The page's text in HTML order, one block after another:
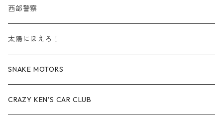
ビー・エム・ダブリュー / BMW
レクサス / LEXUS
アウディ / Audi
ロータス / LOTUS
赤箱 - 絶版（廃盤）トミカ No.60-69
赤箱 - 絶版（廃盤）トミカ No.70-79
TLV - No. LV-60-69
TLV - No. LV-70-79
TLVN - No. LV-60-69
商用車・公用車
西部警察
太陽にほえろ！
SNAKE MOTORS
CRAZY KEN'S CAR CLUB